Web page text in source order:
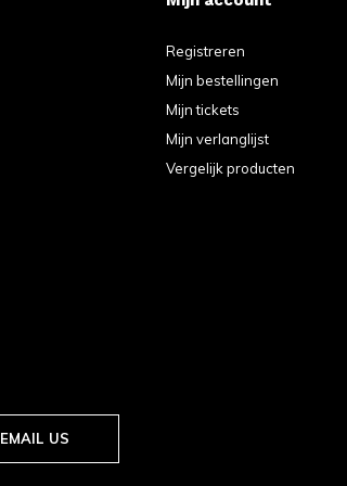
Registreren
Mijn bestellingen
Mijn tickets
Mijn verlanglijst
Vergelijk producten
EMAIL US